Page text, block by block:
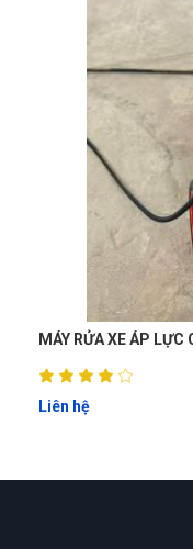
MÁY RỬA XE ÁP
Liên hệ